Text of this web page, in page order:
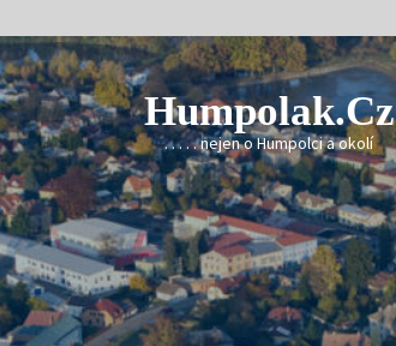
Humpolak.cz
. . . . . nejen o Humpolci a okolí